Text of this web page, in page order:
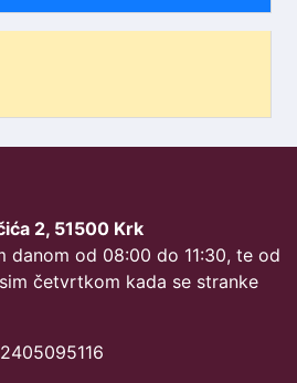
2, 51500 Krk
danom od 08:00 do 11:30, te od
četvrtkom kada se stranke